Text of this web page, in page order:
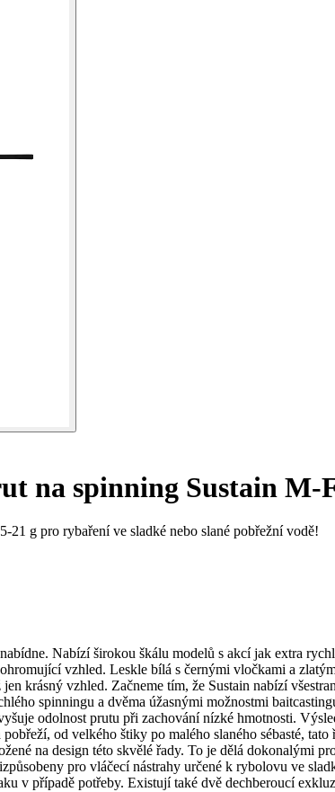
na spinning Sustain M-
g pro rybaření ve sladké nebo slané pobřežní vodě!
Nabízí širokou škálu modelů s akcí jak extra
vzhled. Leskle bílá s černými vločkami a
krásný vzhled. Začneme tím, že Sustain nabízí
spinningu a dvěma úžasnými možnostmi
odolnost prutu při zachování nízké hmotnosti.
od velkého štiky po malého slaného sébasté,
na design této skvělé řady. To je dělá dokonalými
pro vláčecí nástrahy určené k rybolovu ve
v případě potřeby. Existují také dvě dechberoucí